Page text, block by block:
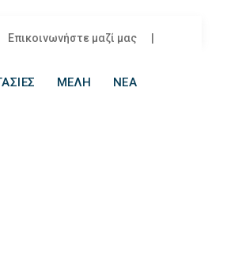
Επικοινωνήστε μαζί μας |
ΜΕΛΗ ΝΕΑ